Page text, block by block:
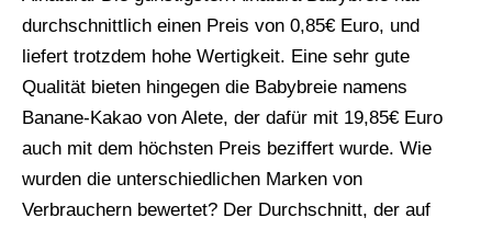
durchschnittlich einen Preis von 0,85€ Euro, und
liefert trotzdem hohe Wertigkeit. Eine sehr gute
Qualität bieten hingegen die Babybreie namens
Banane-Kakao von Alete, der dafür mit 19,85€ Euro
auch mit dem höchsten Preis beziffert wurde. Wie
wurden die unterschiedlichen Marken von
Verbrauchern bewertet? Der Durchschnitt, der auf